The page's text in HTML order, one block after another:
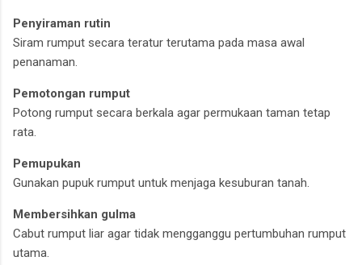
Penyiraman rutin
Siram rumput secara teratur terutama pada masa awal
penanaman.
Pemotongan rumput
Potong rumput secara berkala agar permukaan taman tetap
rata.
Pemupukan
Gunakan pupuk rumput untuk menjaga kesuburan tanah.
Membersihkan gulma
Cabut rumput liar agar tidak mengganggu pertumbuhan rumput
utama.